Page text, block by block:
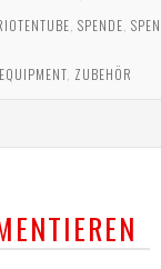
,SPENDE ,
ZUBEHÖR